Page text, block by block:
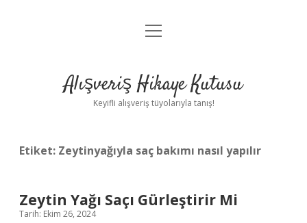
Anasayfa
Yasal Uyarı
menüyü
Alışveriş Hikaye Kutusu
Keyifli alışveriş tüyolarıyla tanış!
Etiket: Zeytinyağıyla saç bakımı nasıl yapılır
Zeytin Yağı Saçı Gürleştirir Mi
Tarih: Ekim 26, 2024